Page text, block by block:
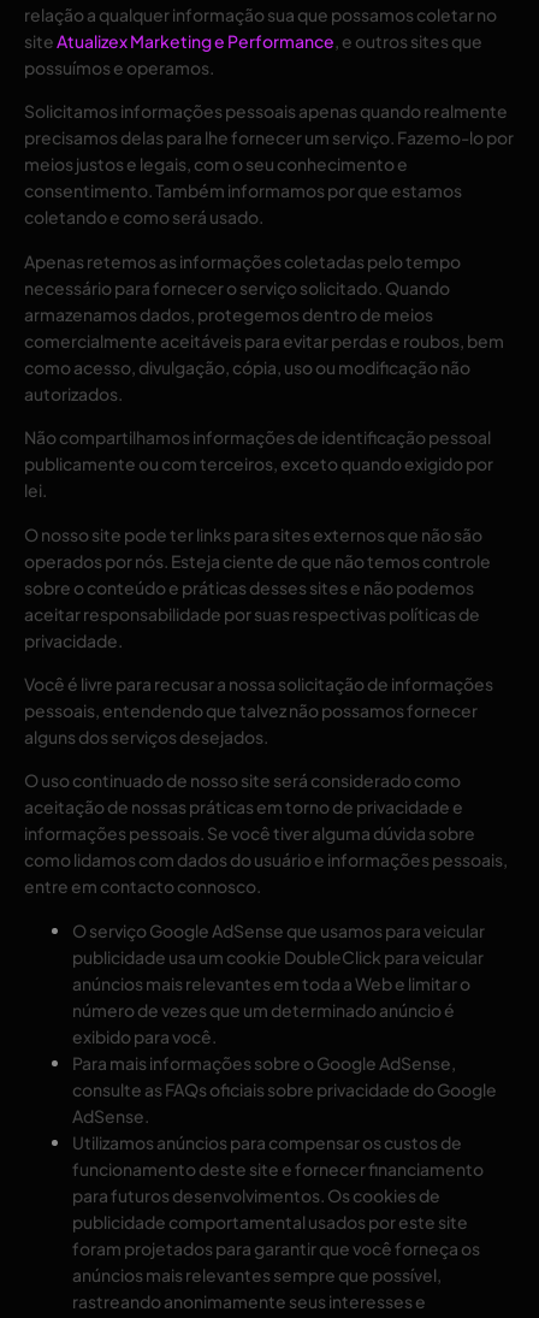
relação a qualquer informação sua que possamos coletar no
siteAtualizex Marketing e Performance, e outros sites que
possuímos e operamos.
Solicitamos informações pessoais apenas quando realmente
precisamos delas para lhe fornecer um serviço. Fazemo-lo por
meios justos e legais, com o seu conhecimento e
consentimento. Também informamos por que estamos
coletando e como será usado.
Apenas retemos as informações coletadas pelo tempo
necessário para fornecer o serviço solicitado. Quando
armazenamos dados, protegemos dentro de meios
comercialmente aceitáveis ​​para evitar perdas e roubos, bem
como acesso, divulgação, cópia, uso ou modificação não
autorizados.
Não compartilhamos informações de identificação pessoal
publicamente ou com terceiros, exceto quando exigido por
lei.
O nosso site pode ter links para sites externos que não são
operados por nós. Esteja ciente de que não temos controle
sobre o conteúdo e práticas desses sites e não podemos
aceitar responsabilidade por suas respectivas políticas de
privacidade
Você é livre para recusar a nossa solicitação de informações
pessoais, entendendo que talvez não possamos fornecer
alguns dos serviços desejados.
O uso continuado de nosso site será considerado como
aceitação de nossas práticas em torno de privacidade e
informações pessoais. Se você tiver alguma dúvida sobre
como lidamos com dados do usuário e informações pessoais,
entre em contacto connosco.
O serviço Google AdSense que usamos para veicular
publicidade usa um cookie DoubleClick para veicular
anúncios mais relevantes em toda a Web e limitar o
número de vezes que um determinado anúncio é
exibido para você.
Para mais informações sobre o Google AdSense,
consulte as FAQs oficiais sobre privacidade do Google
AdSense.
Utilizamos anúncios para compensar os custos de
funcionamento deste site e fornecer financiamento
para futuros desenvolvimentos. Os cookies de
publicidade comportamental usados ​​por este site
foram projetados para garantir que você forneça os
anúncios mais relevantes sempre que possível,
rastreando anonimamente seus interesses e